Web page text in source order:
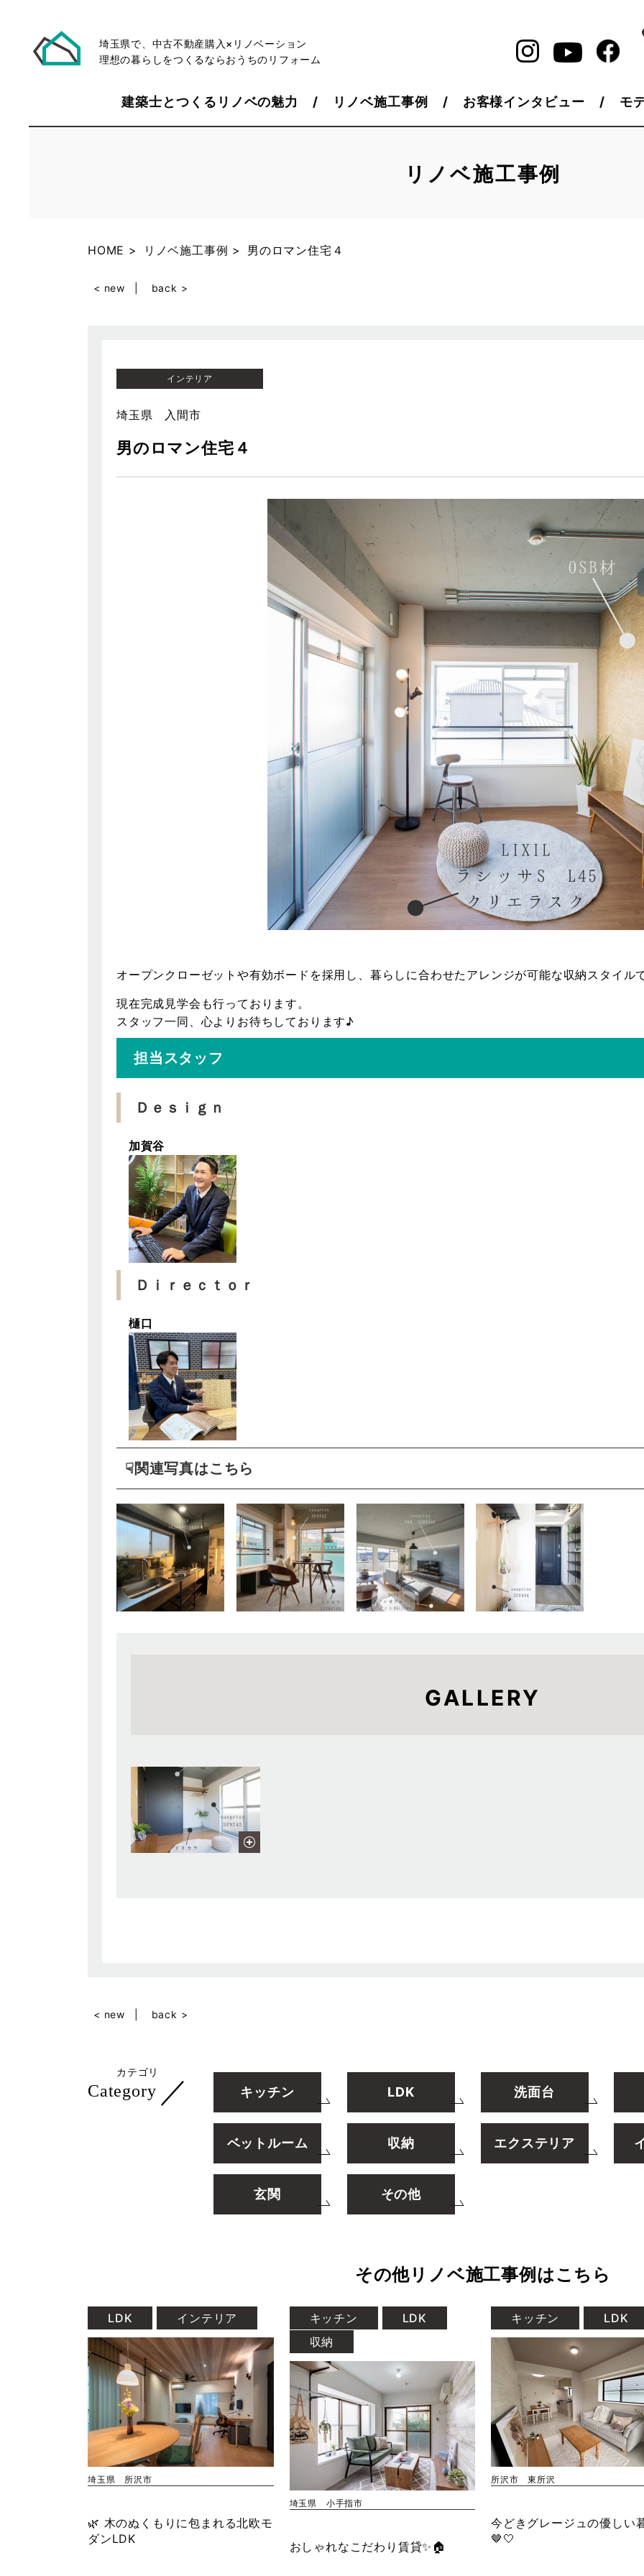
埼玉県で、中古不動産購入×リノベーション
理想の暮らしをつくるならおうちのリフォーム
建築士とつくるリノベの魅力 リノベ施工事例 お客様インタビュー モ
リノベ施工事例
HOME リノベ施工事例 男のロマン住宅４
< new back >
インテリア
埼玉県 入間市
男のロマン住宅４
オープンクローゼットや有効ボードを採用し、暮らしに合わせたアレンジが可能な収納スタイル
現在完成見学会も行っております。
スタッフ一同、心よりお待ちしております♪
担当スタッフ
Ｄｅｓｉｇｎ
加賀谷
Ｄｉｒｅｃｔｏｒ
樋口
☟関連写真はこちら
GALLERY
< new back >
カテゴリ
Category ／ キッチン LDK 洗面台
ベットルーム 収納 エクステリア
玄関 その他
その他リノベ施工事例はこちら
LDK インテリア
埼玉県 所沢市
🌿 木のぬくもりに包まれる北欧モ
ダンLDK
キッチン
LDK
収納
埼玉県 小手指市
おしゃれなこだわり賃貸✨🏠
キッチン LDK
所沢市 東所沢
今どきグレージュの優しい
🤎🤍